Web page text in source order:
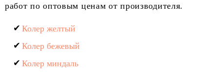
работ по оптовым ценам от производителя.
Колер желтый
Колер бежевый
Колер миндаль